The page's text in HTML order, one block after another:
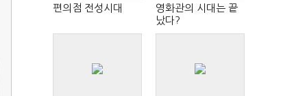
편의점 전성시대
영화관의 시대는 끝
났다?